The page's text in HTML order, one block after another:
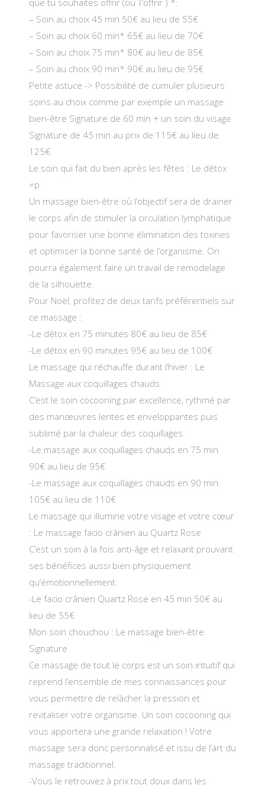
que tu souhaites offrir (ou T’offrir ) *:
– Soin au choix 45 min 50€ au lieu de 55€
– Soin au choix 60 min* 65€ au lieu de 70€
– Soin au choix 75 min* 80€ au lieu de 85€
– Soin au choix 90 min* 90€ au lieu de 95€
Petite astuce -> Possibilité de cumuler plusieurs
soins au choix comme par exemple un massage
bien-être Signature de 60 min + un soin du visage
Signature de 45 min au prix de 115€ au lieu de
125€.
Le soin qui fait du bien après les fêtes : Le détox
=p
Un massage bien-être où l’objectif sera de drainer
le corps afin de stimuler la circulation lymphatique
pour favoriser une bonne élimination des toxines
et optimiser la bonne santé de l’organisme. On
pourra également faire un travail de remodelage
de la silhouette.
Pour Noël, profitez de deux tarifs préférentiels sur
ce massage :
-Le détox en 75 minutes 80€ au lieu de 85€
-Le détox en 90 minutes 95€ au lieu de 100€
Le massage qui réchauffe durant l’hiver : Le
Massage aux coquillages chauds
C’est le soin cocooning par excellence, rythmé par
des manœuvres lentes et enveloppantes puis
sublimé par la chaleur des coquillages.
-Le massage aux coquillages chauds en 75 min
90€ au lieu de 95€
-Le massage aux coquillages chauds en 90 min
105€ au lieu de 110€
Le massage qui illumine votre visage et votre cœur
: Le massage facio crânien au Quartz Rose
C’est un soin à la fois anti-âge et relaxant prouvant
ses bénéfices aussi bien physiquement
qu’émotionnellement.
-Le facio crânien Quartz Rose en 45 min 50€ au
lieu de 55€
Mon soin chouchou : Le massage bien-être
Signature
Ce massage de tout le corps est un soin intuitif qui
reprend l’ensemble de mes connaissances pour
vous permettre de relâcher la pression et
revitaliser votre organisme. Un soin cocooning qui
vous apportera une grande relaxation ! Votre
massage sera donc personnalisé et issu de l’art du
massage traditionnel.
-Vous le retrouvez à prix tout doux dans les